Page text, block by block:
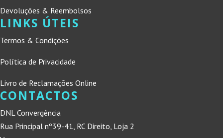
Devoluções & Reembolsos
LINKS ÚTEIS
Termos & Condições
Política de Privacidade
Livro de Reclamações Online
CONTACTOS
DNL Convergência
Rua Principal nº39-41, RC Direito, Loja 2